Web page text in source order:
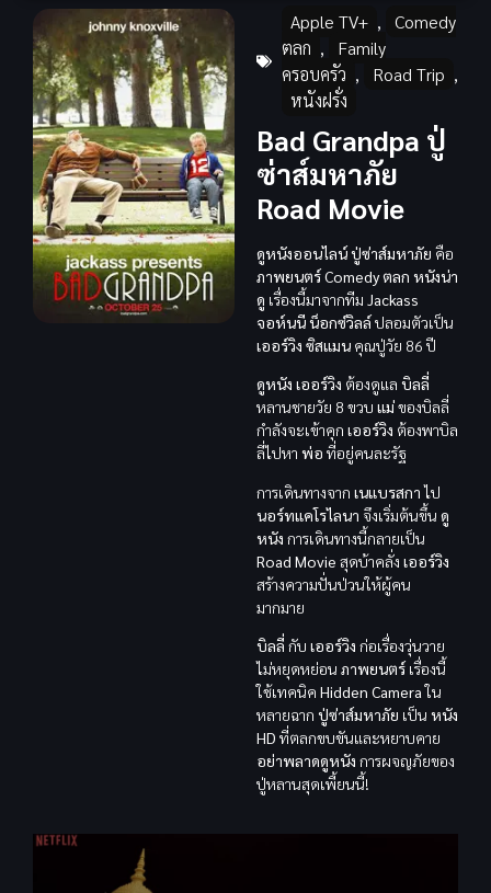
Apple TV+ ,
Comedy
ตลก ,
Family
ครอบครัว , Road Trip ,
หนังฝรั่ง
Bad Grandpa ปู่
ซ่าส์มหาภัย
Road Movie
ดูหนังออนไลน์ ปู่ซ่าส์มหาภัย คือ
ภาพยนตร์Comedy ตลก หนังน่า
ดู เรื่องนี้มาจากทีม Jackass
จอห์นนี น็อกซ์วิลล์ปลอมตัวเป็น
เออร์วิง ซิสแมน คุณปู่วัย 86 ปี
ดูหนัง เออร์วิง ต้องดูแล บิลลี่
หลานชายวัย 8 ขวบ แม่ของบิลลี่
กำลังจะเข้าคุก เออร์วิง ต้องพาบิล
ลี่ไปหา พ่อ ที่อยู่คนละรัฐ
การเดินทางจาก เนแบรสกาไป
นอร์ทแคโรไลนา จึงเริ่มต้นขึ้น ดู
หนัง การเดินทางนี้กลายเป็น
Road Movie สุดบ้าคลั่ง เออร์วิง
สร้างความปั่นป่วนให้ผู้คน
มากมาย
บิลลี่ กับ เออร์วิง ก่อเรื่องวุ่นวาย
ไม่หยุดหย่อน ภาพยนตร์ เรื่องนี้
ใช้เทคนิค Hidden Cameraใน
หลายฉาก ปู่ซ่าส์มหาภัย เป็น หนัง
HD ที่ตลกขบขันและหยาบคาย
อย่าพลาดดูหนัง การผจญภัยของ
ปู่หลานสุดเพี้ยนนี้!